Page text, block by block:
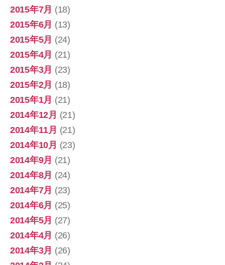
2015年7月 (18)
2015年6月 (13)
2015年5月 (24)
2015年4月 (21)
2015年3月 (23)
2015年2月 (18)
2015年1月 (21)
2014年12月 (21)
2014年11月 (21)
2014年10月 (23)
2014年9月 (21)
2014年8月 (24)
2014年7月 (23)
2014年6月 (25)
2014年5月 (27)
2014年4月 (26)
2014年3月 (26)